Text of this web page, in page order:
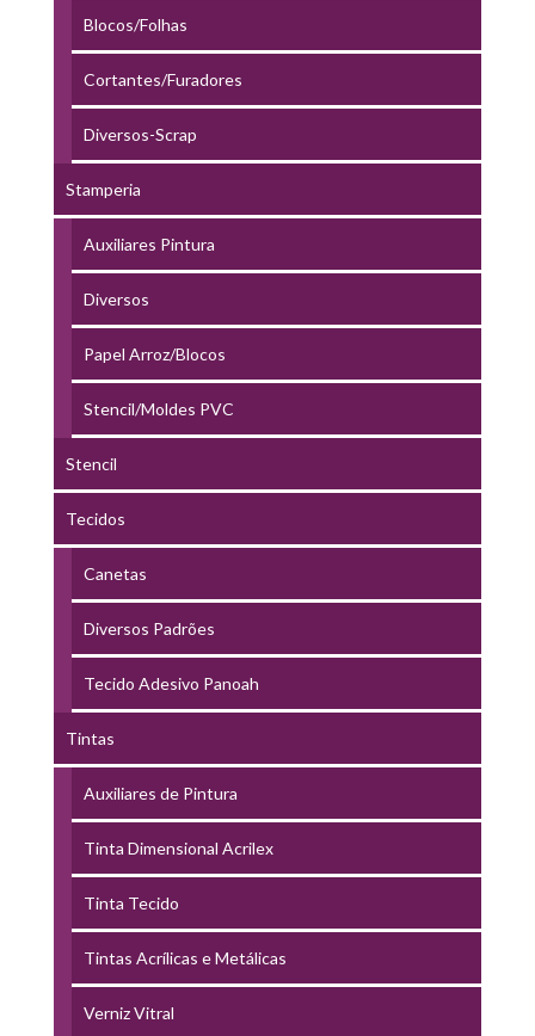
Blocos/Folhas
Cortantes/Furadores
Diversos-Scrap
Stamperia
Auxiliares Pintura
Diversos
Papel Arroz/Blocos
Stencil/Moldes PVC
Stencil
Tecidos
Canetas
Diversos Padrões
Tecido Adesivo Panoah
Tintas
Auxiliares de Pintura
Tinta Dimensional Acrilex
Tinta Tecido
Tintas Acrílicas e Metálicas
Verniz Vitral